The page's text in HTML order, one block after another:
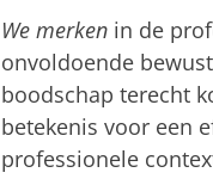
We merken in de
onvoldoende
boodschap terecht
betekenis voor een
professionele